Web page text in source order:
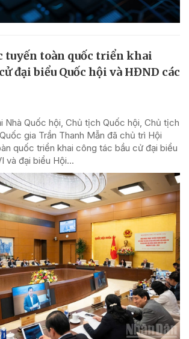
tuyến toàn quốc triển khai
đại biểu Quốc hội và HĐND các
Nhà Quốc hội, Chủ tịch Quốc hội, Chủ tịch
gia Trần Thanh Mẫn đã chủ trì Hội
quốc triển khai công tác bầu cử đại biểu
và đại biểu Hội...